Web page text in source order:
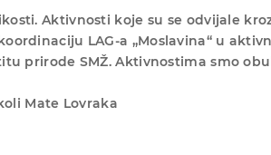
Aktivnosti koje su se odvijale
LAG-a „Moslavina“ u
prirode SMŽ. Aktivnostima smo
Mate Lovraka